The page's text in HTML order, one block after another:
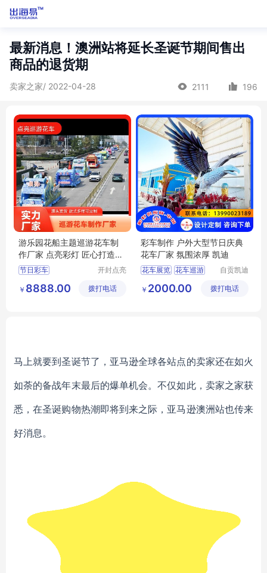
最新消息！澳洲站将延长圣诞节期间售出
商品的退货期
卖家之家/ 2022-04-28 2111 196
游乐园花船主题巡游花车制
作厂家 点亮彩灯 匠心打造节
日盛典
节日彩车
节日特定花车
开封点亮
艺术有限
￥ 8888.00 拨打电话
彩车制作 户外大型节日庆典
花车厂家 氛围浓厚 凯迪
花车展览 花车巡游
国庆节彩车花车
自贡凯迪
有限公司
￥ 2000.00 拨打电话
马上就要到圣诞节了，亚马逊全球各站点的卖家还在如火
如荼的备战年末最后的爆单机会。不仅如此，卖家之家获
悉，在圣诞购物热潮即将到来之际，亚马逊澳洲站也传来
好消息。